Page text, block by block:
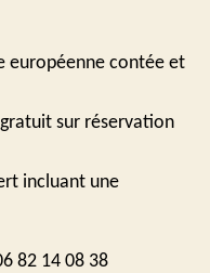
européenne contée et
sur réservation
incluant une
82 14 08 38